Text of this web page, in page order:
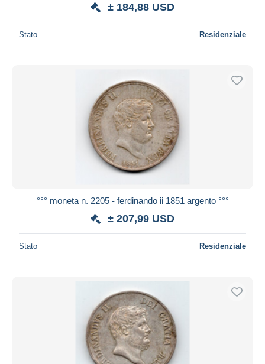
± 184,88 USD
Stato Residenziale
°°° moneta n. 2205 - ferdinando ii 1851 argento °°°
± 207,99 USD
Stato Residenziale